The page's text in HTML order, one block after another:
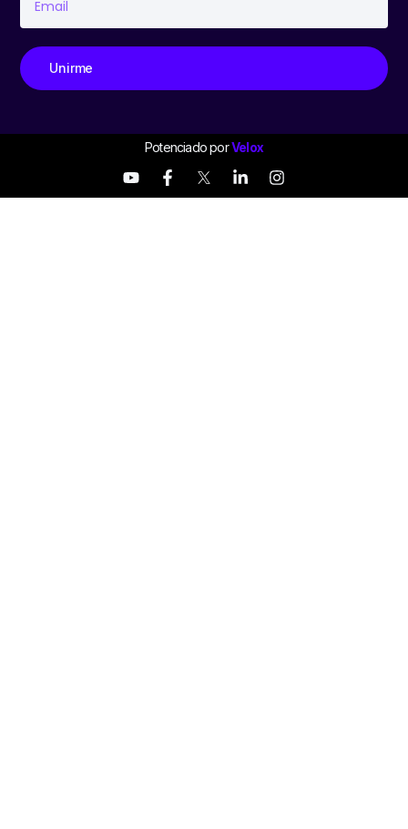
Unirme
Potenciado porVelox